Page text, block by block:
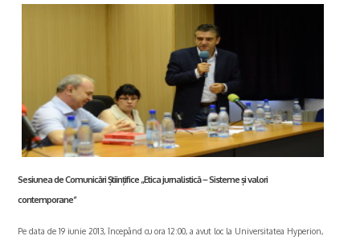
Sesiunea de Comunicări Științifice „Etica jurnalistică – Sisteme și valori
contemporane”
Pe data de 19 iunie 2013, începând cu ora 12:00, a avut loc la Universitatea Hyperion,